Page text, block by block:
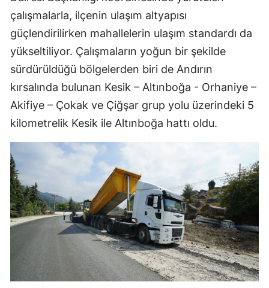
çalışmalarla, ilçenin ulaşım altyapısı
güçlendirilirken mahallelerin ulaşım standardı da
yükseltiliyor. Çalışmaların yoğun bir şekilde
sürdürüldüğü bölgelerden biri de Andırın
kırsalında bulunan Kesik – Altınboğa - Orhaniye –
Akifiye – Çokak ve Çiğşar grup yolu üzerindeki 5
kilometrelik Kesik ile Altınboğa hattı oldu.